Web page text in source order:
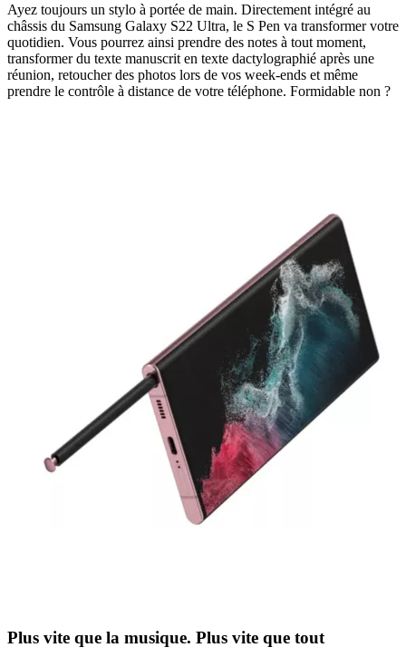
Ayez toujours un stylo à portée de main. Directement intégré au
châssis du Samsung Galaxy S22 Ultra, le S Pen va transformer votre
quotidien. Vous pourrez ainsi prendre des notes à tout moment,
transformer du texte manuscrit en texte dactylographié après une
réunion, retoucher des photos lors de vos week-ends et même
prendre le contrôle à distance de votre téléphone. Formidable non ?
Plus vite que la musique. Plus vite que tout